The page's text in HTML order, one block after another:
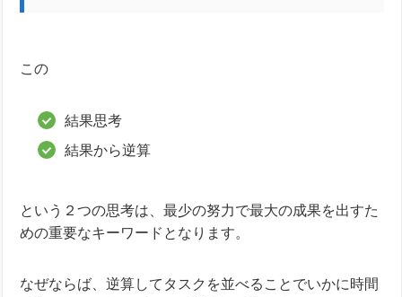
この
結果思考
結果から逆算
という２つの思考は、最少の努力で最大の成果を出すた
めの重要なキーワードとなります。
なぜならば、逆算してタスクを並べることでいかに時間